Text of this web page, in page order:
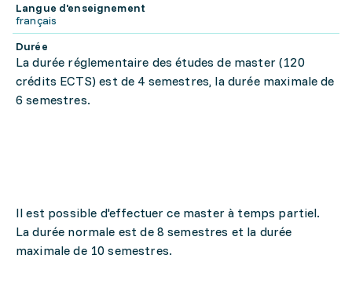
Langue d'enseignement
français
Durée
La durée réglementaire des études de master (120
crédits ECTS) est de 4 semestres, la durée maximale de
6 semestres.
Il est possible d'effectuer ce master à temps partiel.
La durée normale est de 8 semestres et la durée
maximale de 10 semestres.